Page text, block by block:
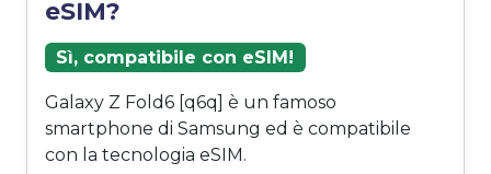
eSIM?
Sì, compatibile con eSIM!
Galaxy Z Fold6 [q6q] è un famoso
smartphone di Samsung ed è compatibile
con la tecnologia eSIM.